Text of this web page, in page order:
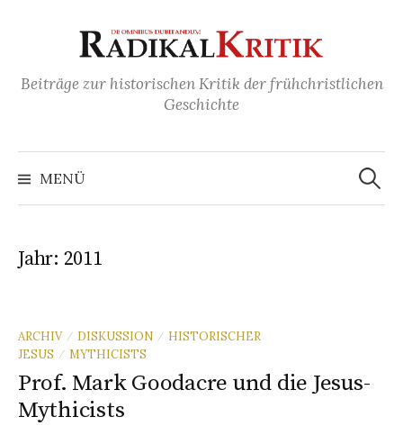
i
e
z
u
I
a
l
t
Beiträge zur historischen Kritik der frühchristlichen
Geschichte
MENÜ
S
u
c
Jahr: 2011
ARCHIV / DISKUSSION / HISTORISCHER
JESUS
/ MYTHICISTS
Prof. Mark Goodacre und die Jesus-
Mythicists